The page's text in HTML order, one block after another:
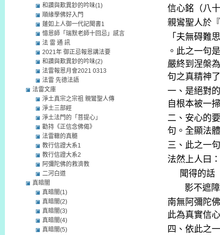
信心銘（八
親鸞聖人於
「夫無碍難
。此之一句
嚴終到涅槃
句之真精神
一、是絕對
自根本被一
二、安心的
句。全顯法
三、此之一
法然上人曰：
聞得的話
影不遮障
南無阿彌陀
此為真實信
四、依此之
和讚與歎異鈔的吟味(1)
順緣學佛好入門
蓮如上人御一代記聞書1
憶恩師「瑞默老師十回忌」感言
法 雷 通 訊
2021年 御正忌報恩講法要
和讚與歎異鈔的吟味(2)
法雷報恩月會2021 0313
法雷 先德法語
法雷文庫
淨土真宗之宗祖 親鸞聖人傳
淨土三部經
淨土法門的「菩提心」
勸持《正信念佛偈》
法雷轍的真髓
教行信證大系1
教行信證大系2
阿彌陀佛的救濟教
二河白道
真暗闇
真暗闇(1)
真暗闇(2)
真暗闇(3)
真暗闇(4)
真暗闇(5)